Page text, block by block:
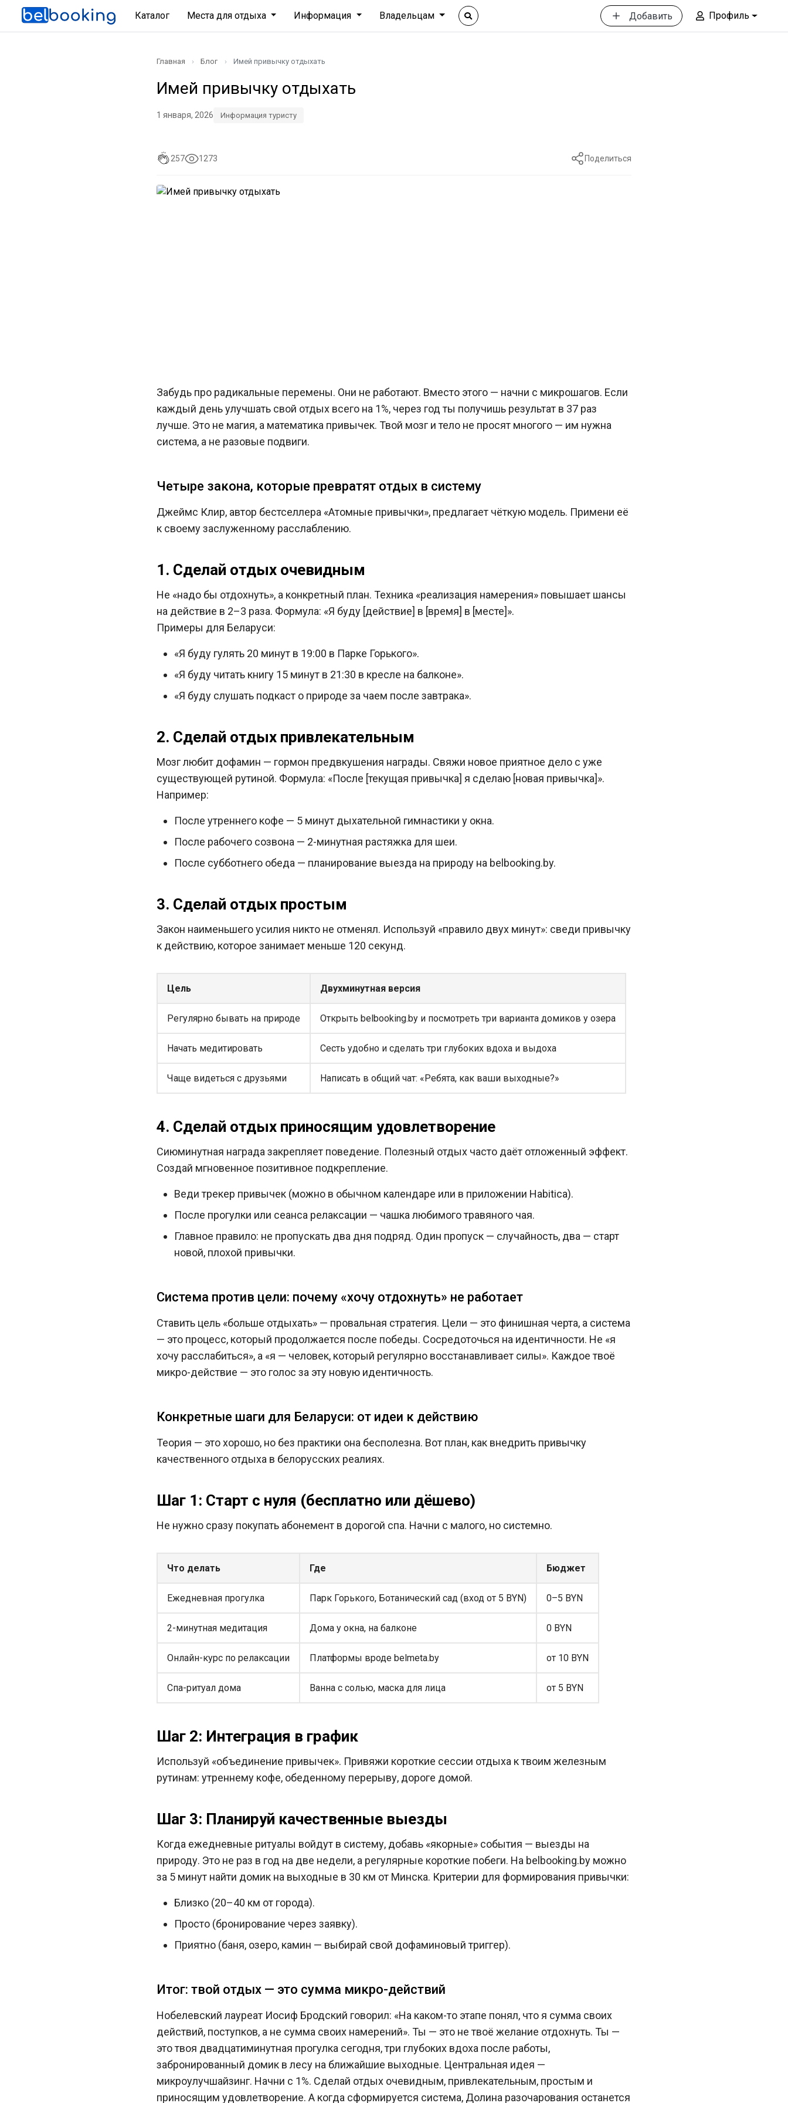
Каталог Места для отдыха Информация Владельцам Добавить Профиль
Главная Блог Имей привычку отдыхать
Имей привычку отдыхать
1 января, 2026 Информация туристу
257 1273 Поделиться
Забудь про радикальные перемены. Они не работают. Вместо этого — начни с микрошагов. Если
каждый день улучшать свой отдых всего на 1%, через год ты получишь результат в 37 раз
лучше. Это не магия, а математика привычек. Твой мозг и тело не просят многого — им нужна
система, а не разовые подвиги.
Четыре закона, которые превратят отдых в систему
Джеймс Клир, автор бестселлера «Атомные привычки», предлагает чёткую модель. Примени её
к своему заслуженному расслаблению.
1. Сделай отдых очевидным
Не «надо бы отдохнуть», а конкретный план. Техника «реализация намерения» повышает шансы
на действие в 2–3 раза. Формула: «Я буду [действие] в [время] в [месте]».
Примеры для Беларуси:
«Я буду гулять 20 минут в 19:00 в Парке Горького».
«Я буду читать книгу 15 минут в 21:30 в кресле на балконе».
«Я буду слушать подкаст о природе за чаем после завтрака».
2. Сделай отдых привлекательным
Мозг любит дофамин — гормон предвкушения награды. Свяжи новое приятное дело с уже
существующей рутиной. Формула: «После [текущая привычка] я сделаю [новая привычка]».
Например:
После утреннего кофе — 5 минут дыхательной гимнастики у окна.
После рабочего созвона — 2-минутная растяжка для шеи.
После субботнего обеда — планирование выезда на природу на belbooking.by.
3. Сделай отдых простым
Закон наименьшего усилия никто не отменял. Используй «правило двух минут»: сведи привычку
к действию, которое занимает меньше 120 секунд.
Цель Двухминутная версия
Регулярно бывать на природе Открыть belbooking.by и посмотреть три варианта домиков у озера
Начать медитировать Сесть удобно и сделать три глубоких вдоха и выдоха
Чаще видеться с друзьями Написать в общий чат: «Ребята, как ваши выходные?»
4. Сделай отдых приносящим удовлетворение
Сиюминутная награда закрепляет поведение. Полезный отдых часто даёт отложенный эффект.
Создай мгновенное позитивное подкрепление.
Веди трекер привычек (можно в обычном календаре или в приложении Habitica).
После прогулки или сеанса релаксации — чашка любимого травяного чая.
Главное правило: не пропускать два дня подряд. Один пропуск — случайность, два — старт
новой, плохой привычки.
Система против цели: почему «хочу отдохнуть» не работает
Ставить цель «больше отдыхать» — провальная стратегия. Цели — это финишная черта, а система
— это процесс, который продолжается после победы. Сосредоточься на идентичности. Не «я
хочу расслабиться», а «я — человек, который регулярно восстанавливает силы». Каждое твоё
микро-действие — это голос за эту новую идентичность.
Конкретные шаги для Беларуси: от идеи к действию
Теория — это хорошо, но без практики она бесполезна. Вот план, как внедрить привычку
качественного отдыха в белорусских реалиях.
Шаг 1: Старт с нуля (бесплатно или дёшево)
Не нужно сразу покупать абонемент в дорогой спа. Начни с малого, но системно.
Что делать Где Бюджет
Ежедневная прогулка Парк Горького, Ботанический сад (вход от 5 BYN) 0–5 BYN
2-минутная медитация Дома у окна, на балконе 0 BYN
Онлайн-курс по релаксации Платформы вроде belmeta.by от 10 BYN
Спа-ритуал дома Ванна с солью, маска для лица от 5 BYN
Шаг 2: Интеграция в график
Используй «объединение привычек». Привяжи короткие сессии отдыха к твоим железным
рутинам: утреннему кофе, обеденному перерыву, дороге домой.
Шаг 3: Планируй качественные выезды
Когда ежедневные ритуалы войдут в систему, добавь «якорные» события — выезды на
природу. Это не раз в год на две недели, а регулярные короткие побеги. На belbooking.by можно
за 5 минут найти домик на выходные в 30 км от Минска. Критерии для формирования привычки:
Близко (20–40 км от города).
Просто (бронирование через заявку).
Приятно (баня, озеро, камин — выбирай свой дофаминовый триггер).
Итог: твой отдых — это сумма микро-действий
Нобелевский лауреат Иосиф Бродский говорил: «На каком-то этапе понял, что я сумма своих
действий, поступков, а не сумма своих намерений». Ты — это не твоё желание отдохнуть. Ты —
это твоя двадцатиминутная прогулка сегодня, три глубоких вдоха после работы,
забронированный домик в лесу на ближайшие выходные. Центральная идея —
микроулучшайзинг. Начни с 1%. Сделай отдых очевидным, привлекательным, простым и
приносящим удовлетворение. А когда сформируется система, Долина разочарования останется